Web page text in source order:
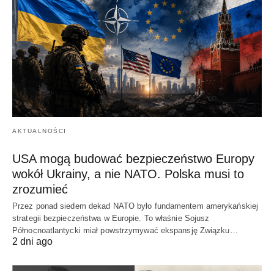
AKTUALNOŚCI
USA mogą budować bezpieczeństwo Europy
wokół Ukrainy, a nie NATO. Polska musi to
zrozumieć
Przez ponad siedem dekad NATO było fundamentem amerykańskiej
strategii bezpieczeństwa w Europie. To właśnie Sojusz
Północnoatlantycki miał powstrzymywać ekspansję Związku…
2 dni ago